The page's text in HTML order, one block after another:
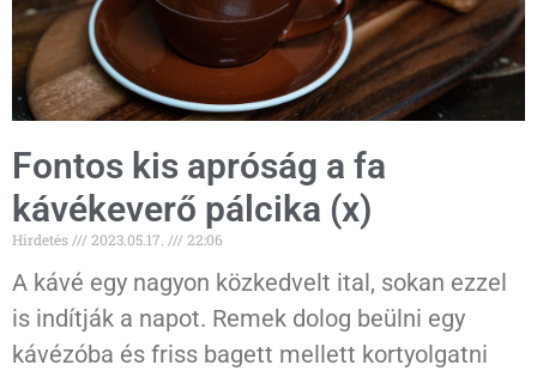
Fontos kis apróság a fa
kávékeverő pálcika (x)
Hirdetés 2023.05.17. 22:06
A kávé egy nagyon közkedvelt ital, sokan ezzel
is indítják a napot. Remek dolog beülni egy
kávézóba és friss bagett mellett kortyolgatni